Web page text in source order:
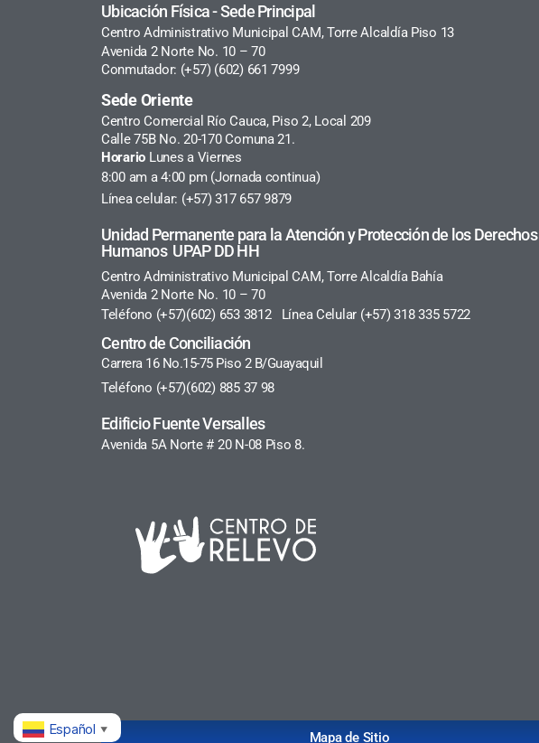
Ubicación Física - Sede Principal
Centro Administrativo Municipal CAM, Torre Alcaldía Piso 13
Avenida 2 Norte No. 10 – 70
Conmutador: (+57) (602) 661 7999
Sede Oriente
Centro Comercial Río Cauca, Piso 2, Local 209
Calle 75B No. 20-170 Comuna 21.
Horario Lunes a Viernes
8:00 am a 4:00 pm (Jornada continua)
Línea celular: (+57) 317 657 9879
Unidad Permanente para la Atención y Protección de los Derechos
Humanos UPAP DD HH
Centro Administrativo Municipal CAM, Torre Alcaldía Bahía
Avenida 2 Norte No. 10 – 70
Teléfono (+57)(602) 653 3812 Línea Celular (+57) 318 335 5722
Centro de Conciliación
Carrera 16 No.15-75 Piso 2 B/Guayaquil
Teléfono (+57)(602) 885 37 98
Edificio Fuente Versalles
Avenida 5A Norte # 20 N-08 Piso 8.
Mapa de Sitio
Español ▼